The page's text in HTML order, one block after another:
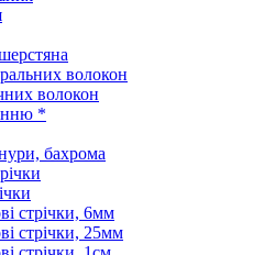
волокон
волокон
*
бахрома
стрічки, 6мм
стрічки, 25мм